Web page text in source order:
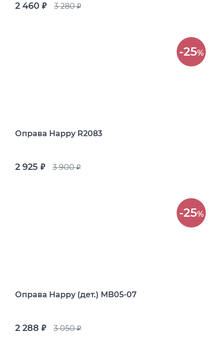
2 460 руб. 3 280руб.
-25%
Оправа Happy R2083
2 925 руб. 3 900руб.
-25%
Оправа Happy (дет.) MB05-07
2 288 руб. 3 050руб.